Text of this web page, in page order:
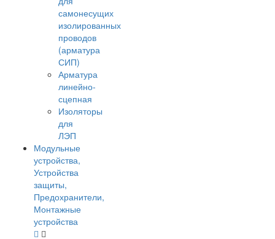
самонесущих
изолированных
проводов
(арматура
СИП)
Арматура
линейно-
сцепная
Изоляторы
для
ЛЭП
Модульные
устройства,
Устройства
защиты,
Предохранители,
Монтажные
устройства